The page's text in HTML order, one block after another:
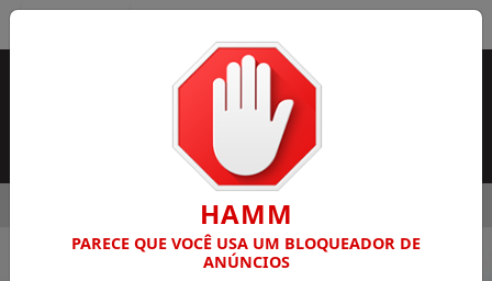
JÁ PODEM CONSULTAR CARTILHA DE REDAÇÃO
EM ALTA
HAMM
PARECE QUE VOCÊ USA UM BLOQUEADOR DE
ANÚNCIOS